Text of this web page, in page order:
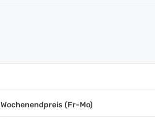
Wochenendpreis (Fr-Mo)